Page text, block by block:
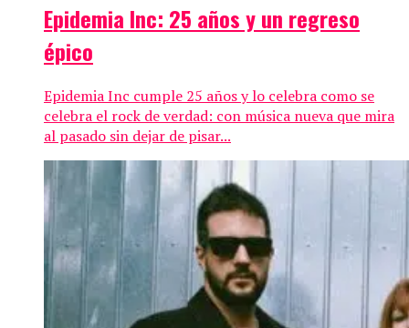
Epidemia Inc: 25 años y un regreso
épico
Epidemia Inc cumple 25 años y lo celebra como se
celebra el rock de verdad: con música nueva que mira
al pasado sin dejar de pisar...